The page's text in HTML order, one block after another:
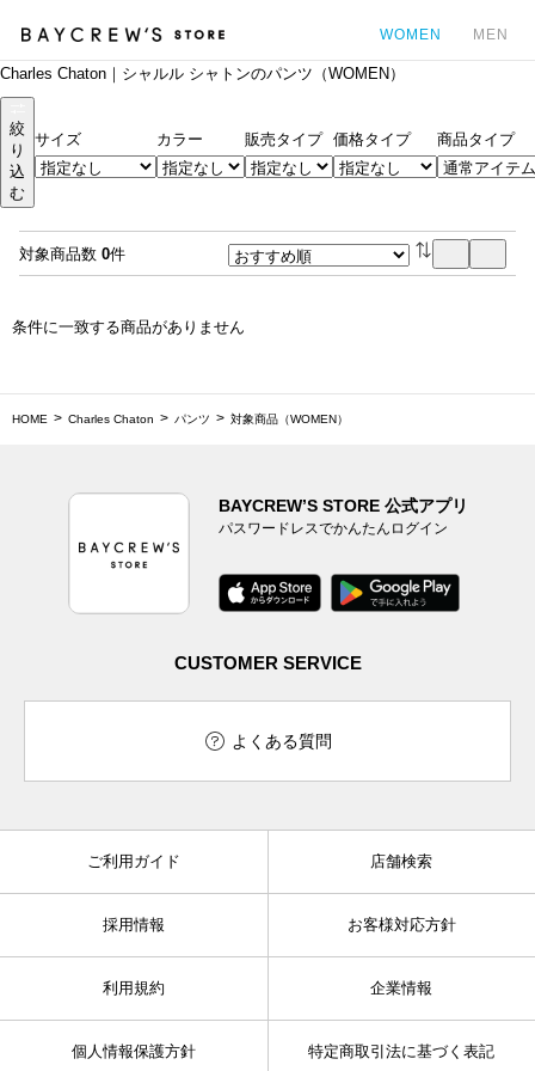
WOMEN MEN
Charles Chaton｜シャルル シャトンのパンツ（WOMEN）
絞
り
込
む
サイズ カラー 販売タイプ 価格タイプ 商品タイプ
対象商品数 0件
条件に一致する商品がありません
HOME Charles Chaton パンツ 対象商品（WOMEN）
BAYCREW’S STORE 公式アプリ
パスワードレスでかんたんログイン
CUSTOMER SERVICE
よくある質問
ご利用ガイド 店舗検索
採用情報 お客様対応方針
利用規約 企業情報
個人情報保護方針 特定商取引法に基づく表記